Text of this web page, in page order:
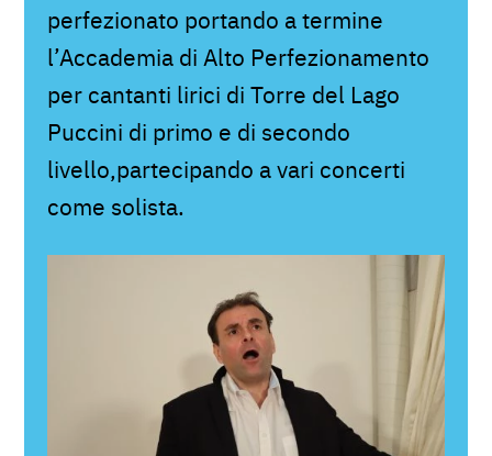
perfezionato portando a termine
l’Accademia di Alto Perfezionamento
per cantanti lirici di Torre del Lago
Puccini di primo e di secondo
livello,partecipando a vari concerti
come solista.